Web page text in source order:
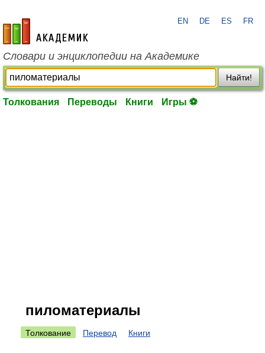
academic.ru
EN DE ES FR
Словари и энциклопедии на Академике
Найти!
Толкования Переводы Книги Игры ⚽
пиломатериалы
Толкование Перевод Книги